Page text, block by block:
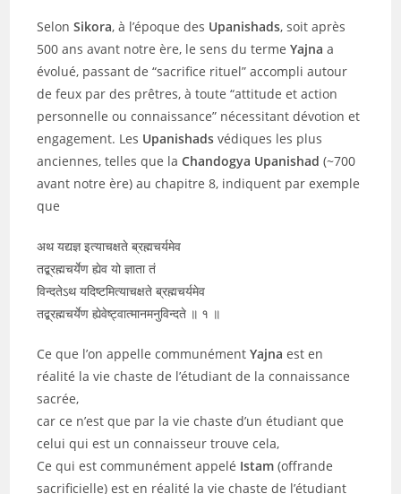
SelonSikora, à l’époque des Upanishads, soit après
500 ans avant notre ère, le sens du termeYajna a
évolué, passant de “sacrifice rituel” accompli autour
de feux par des prêtres, à toute “attitude et action
personnelle ou connaissance” nécessitant dévotion et
engagement. Les Upanishads védiques les plus
anciennes, telles que laChandogya Upanishad (~700
avant notre ère) au chapitre 8, indiquent par exemple
que
अथ यद्यज्ञ इत्याचक्षते ब्रह्मचर्यमेव
तद्ब्रह्मचर्येण ह्येव यो ज्ञाता तं
विन्दतेऽथ यदिष्टमित्याचक्षते ब्रह्मचर्यमेव
तद्ब्रह्मचर्येण ह्येवेष्ट्वात्मानमनुविन्दते ॥ १ ॥
Ce que l’on appelle communémentYajna est en
réalité la vie chaste de l’étudiant de la connaissance
sacrée,
car ce n’est que par la vie chaste d’un étudiant que
celui qui est un connaisseur trouve cela,
Ce qui est communément appelé Istam (offrande
sacrificielle) est en réalité la vie chaste de l’étudiant